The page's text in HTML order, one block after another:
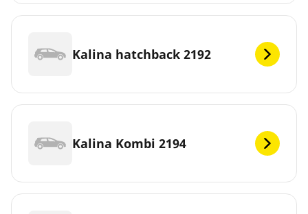
Kalina hatchback 2192
Kalina Kombi 2194